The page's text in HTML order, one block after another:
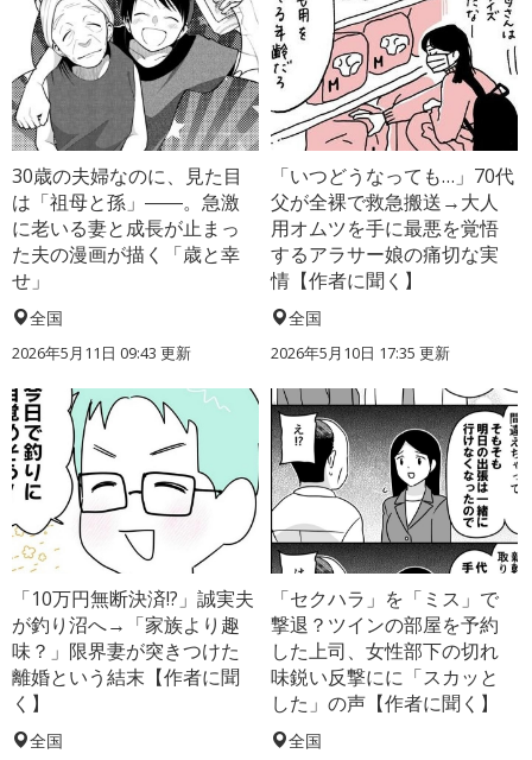
30歳の夫婦なのに、見た目
は「祖母と孫」――。急激
に老いる妻と成長が止まっ
た夫の漫画が描く「歳と幸
せ」
全国
2026年5月11日 09:43 更新
「いつどうなっても…」70代
父が全裸で救急搬送→大人
用オムツを手に最悪を覚悟
するアラサー娘の痛切な実
情【作者に聞く】
全国
2026年5月10日 17:35 更新
「10万円無断決済!?」誠実夫
が釣り沼へ→「家族より趣
味？」限界妻が突きつけた
離婚という結末【作者に聞
く】
全国
「セクハラ」を「ミス」で
撃退？ツインの部屋を予約
した上司、女性部下の切れ
味鋭い反撃にに「スカッと
した」の声【作者に聞く】
全国